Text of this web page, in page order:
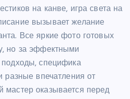
на канве, игра света на
вызывает желание
Все яркие фото готовых
но за эффектными
подходы, специфика
разные впечатления от
мастер оказывается перед